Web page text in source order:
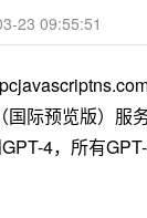
23 09:55:51
国际预览版）服
4，所有